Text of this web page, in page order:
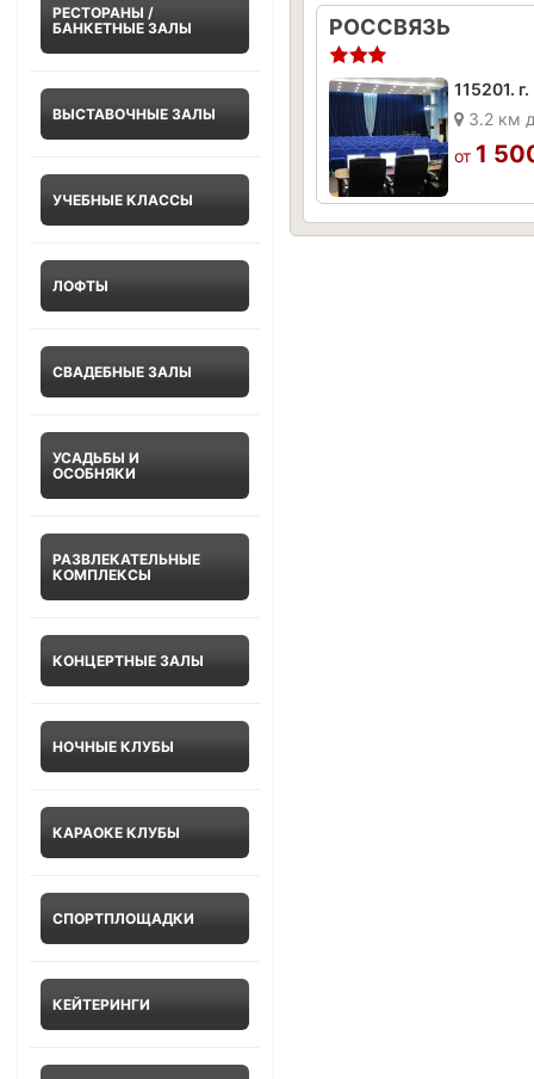
РЕСТОРАНЫ /
БАНКЕТНЫЕ ЗАЛЫ
ВЫСТАВОЧНЫЕ ЗАЛЫ
УЧЕБНЫЕ КЛАССЫ
ЛОФТЫ
СВАДЕБНЫЕ ЗАЛЫ
УСАДЬБЫ И
ОСОБНЯКИ
РАЗВЛЕКАТЕЛЬНЫЕ
КОМПЛЕКСЫ
КОНЦЕРТНЫЕ ЗАЛЫ
НОЧНЫЕ КЛУБЫ
КАРАОКЕ КЛУБЫ
СПОРТПЛОЩАДКИ
КЕЙТЕРИНГИ
РОССВЯЗЬ
3.2 км
от 1